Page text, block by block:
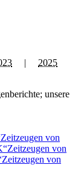
| 2025
unsere
Zeitzeugen von
Zeitzeugen von
Zeitzeugen von